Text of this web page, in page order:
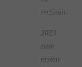
rechnen.
2023
zum
ersten